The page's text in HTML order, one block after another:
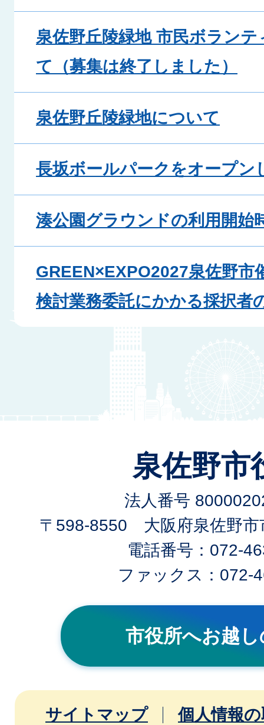
泉佐野丘陵緑地 市民ボラン
て（募集は終了しました）
泉佐野丘陵緑地について
長坂ボールパークをオープン
湊公園グラウンドの利用開始
GREEN×EXPO2027泉佐野市
検討業務委託にかかる採択者
泉佐野市
法人番号
〒598-8550 大阪府泉佐野市
電話番号：072-
ファックス：072-
市役所へお越
サイトマップ
個人情報